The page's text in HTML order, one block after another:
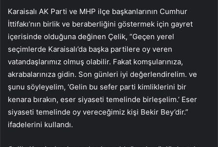
Karaisalı AK Parti ve MHP ilçe başkanlarının Cumhur
İttifakı’nın birlik ve beraberliğini göstermek için gayret
içerisinde olduğuna değinen Çelik, “Geçen yerel
seçimlerde Karaisalı’da başka partilere oy veren
vatandaşlarımız olmuş olabilir. Fakat komşularınıza,
akrabalarınıza gidin. Son günleri iyi değerlendirelim. ve
şunu söyleyelim, ‘Gelin bu sefer parti kimliklerini bir
kenara bırakın, eser siyaseti temelinde birleşelim.’ Eser
siyaseti temelinde oy vereceğimiz kişi Bekir Bey’dir.”
ifadelerini kullandı.